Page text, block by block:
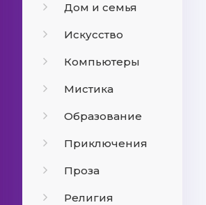
Дом и семья
Искусство
Компьютеры
Мистика
Образование
Приключения
Проза
Религия